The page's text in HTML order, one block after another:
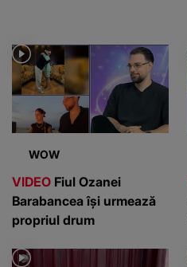
WOW
VIDEO Fiul Ozanei
Barabancea își urmează
propriul drum